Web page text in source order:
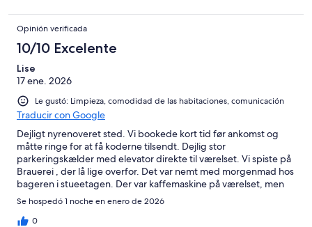
Opinión verificada
10/10 Excelente
Lise
17 ene. 2026
Le gustó: Limpieza, comodidad de las habitaciones, comunicación
Traducir con Google
Dejligt nyrenoveret sted. Vi bookede kort tid før ankomst og
måtte ringe for at få koderne tilsendt. Dejlig stor
parkeringskælder med elevator direkte til værelset. Vi spiste på
Brauerei , der lå lige overfor. Det var nemt med morgenmad hos
bageren i stueetagen. Der var kaffemaskine på værelset, men
den virkede ikke pga kalk. Udsugningen kunne være bedre, der
var fugtigt på værelset.
Se hospedó 1 noche en enero de 2026
0